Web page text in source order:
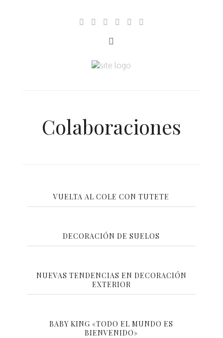
Colaboraciones
VUELTA AL COLE CON TUTETE
DECORACIÓN DE SUELOS
NUEVAS TENDENCIAS EN DECORACIÓN
EXTERIOR
BABY KING «TODO EL MUNDO ES
BIENVENIDO»